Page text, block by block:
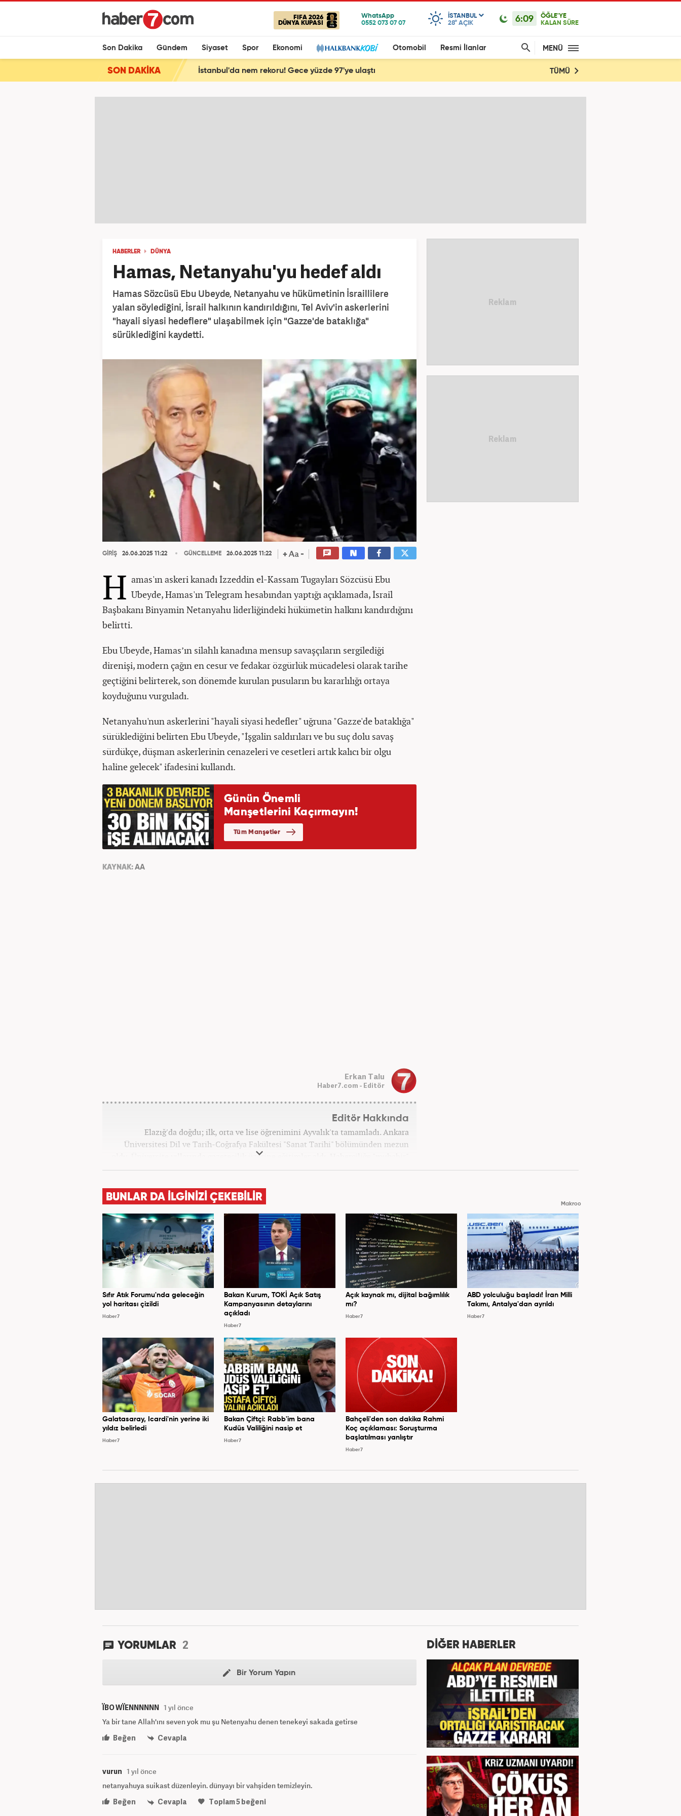
FIFA 2026
DÜNYA KUPASI
ISTANBUL
28° AÇIK 6:09
ÖĞLE'YE
KALAN SÜRE
Son Dakika Gündem Siyaset Spor Ekonomi Otomobil Resmi İlanlar MENÜ
SON DAKİKA İstanbul'da nem rekoru! Gece yüzde 97'ye ulaştı TÜMÜ
HABERLER DÜNYA
Hamas, Netanyahu'yu hedef aldı
Hamas Sözcüsü Ebu Ubeyde, Netanyahu ve hükümetinin İsraillilere
yalan söylediğini, İsrail halkının kandırıldığını, Tel Aviv'in askerlerini
"hayali siyasi hedeflere" ulaşabilmek için "Gazze'de bataklığa"
sürüklediğini kaydetti.
GİRİŞ 26.06.2025 11:22 GÜNCELLEME 26.06.2025 11:22
H amas'ın askeri kanadı İzzeddin el-Kassam Tugayları Sözcüsü Ebu
Ubeyde, Hamas'ın Telegram hesabından yaptığı açıklamada, İsrail
Başbakanı Binyamin Netanyahu liderliğindeki hükümetin halkını kandırdığını
belirtti.
Ebu Ubeyde, Hamas’ın silahlı kanadına mensup savaşçıların sergilediği
direnişi, modern çağın en cesur ve fedakar özgürlük mücadelesi olarak tarihe
geçtiğini belirterek, son dönemde kurulan pusuların bu kararlılığı ortaya
koyduğunu vurguladı.
Netanyahu'nun askerlerini "hayali siyasi hedefler" uğruna "Gazze'de bataklığa"
sürüklediğini belirten Ebu Ubeyde, "İşgalin saldırıları ve bu suç dolu savaş
sürdükçe, düşman askerlerinin cenazeleri ve cesetleri artık kalıcı bir olgu
haline gelecek" ifadesini kullandı.
KAYNAK: AA
Erkan Talu
Haber7.com - Editör
Editör Hakkında
Elazığ'da doğdu; ilk, orta ve lise öğrenimini Ayvalık'ta tamamladı. Ankara
Üniversitesi Dil ve Tarih-Coğrafya Fakültesi "Sanat Tarihi" bölümünden mezun
oldu. Üniversite yıllarında gazetecilik üzerine eğitimler aldı. Haberciliğe "muhabir"
olarak Kanal 7'de başladı; daha sonra Haber 7'ye geçti. Kariyerine, Haber7'de
BUNLAR DA İLGİNİZİ ÇEKEBİLİR
Makroo
Sıfır Atık Forumu'nda geleceğin
yol haritası çizildi
Haber7
Bakan Kurum, TOKİ Açık Satış
Kampanyasının detaylarını
açıkladı
Haber7
Açık kaynak mı, dijital bağımlılık
mı?
Haber7
ABD yolculuğu başladı! İran Milli
Takımı, Antalya'dan ayrıldı
Haber7
Galatasaray, Icardi'nin yerine iki
yıldız belirledi
Haber7
Bakan Çiftçi: Rabb'im bana
Kudüs Valiliğini nasip et
Haber7
Bahçeli'den son dakika Rahmi
Koç açıklaması: Soruşturma
başlatılması yanlıştır
Haber7
YORUMLAR 2
Bir Yorum Yapın
ÏBO WÏENNNNNN 1 yıl önce
Ya bir tane Allah'ını seven yok mu şu Netenyahu denen tenekeyi sakada getirse
Beğen
Cevapla
vurun 1 yıl önce
netanyahuya suikast düzenleyin. dünyayı bir vahşiden temizleyin.
Beğen
Cevapla Toplam5beğeni
DİĞER HABERLER